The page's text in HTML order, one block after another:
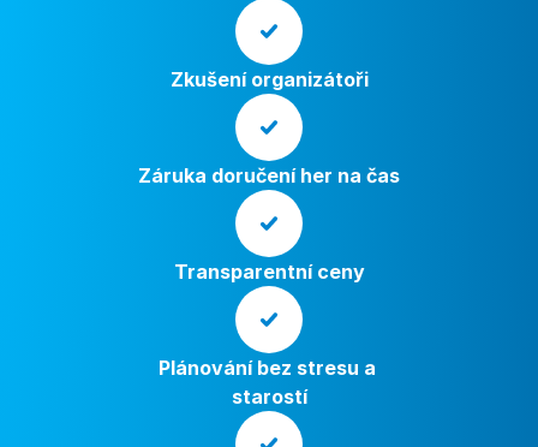
Zkušení organizátoři
Záruka doručení her na čas
Transparentní ceny
Plánování bez stresu a
starostí